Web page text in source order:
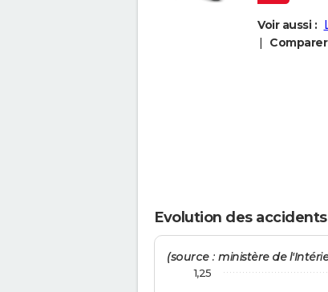
Voir aussi :
Evolution des
(source : ministère de
1,25